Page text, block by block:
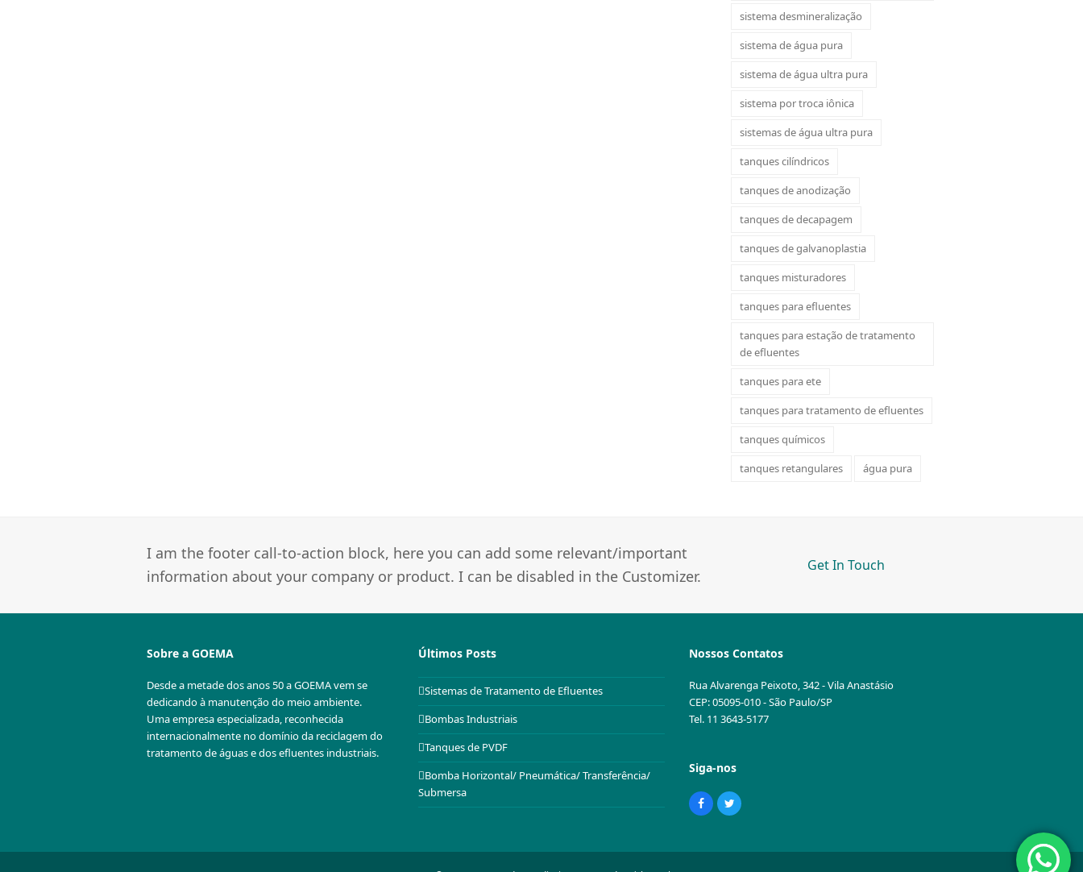
sistema desmineralização
sistema de água pura
sistema de água ultra pura
sistema por troca iônica
sistemas de água ultra pura
tanques cilíndricos
tanques de anodização
tanques de decapagem
tanques de galvanoplastia
tanques misturadores
tanques para efluentes
tanques para estação de tratamento
de efluentes
tanques para ete
tanques para tratamento de efluentes
tanques químicos
tanques retangulares
água pura
I am the footer call-to-action block, here you can add some relevant/important
information about your company or product. I can be disabled in the Customizer.
Get In Touch
Sobre a GOEMA
Desde a metade dos anos 50 a GOEMA vem se
dedicando à manutenção do meio ambiente.
Uma empresa especializada, reconhecida
internacionalmente no domínio da reciclagem do
tratamento de águas e dos efluentes industriais.
Últimos Posts
Sistemas de Tratamento de Efluentes
Bombas Industriais
Tanques de PVDF
Bomba Horizontal/ Pneumática/ Transferência/
Submersa
Nossos Contatos
Rua Alvarenga Peixoto, 342 - Vila Anastásio
CEP: 05095-010 - São Paulo/SP
Tel. 11 3643-5177
Siga-nos
FacebookTwitter